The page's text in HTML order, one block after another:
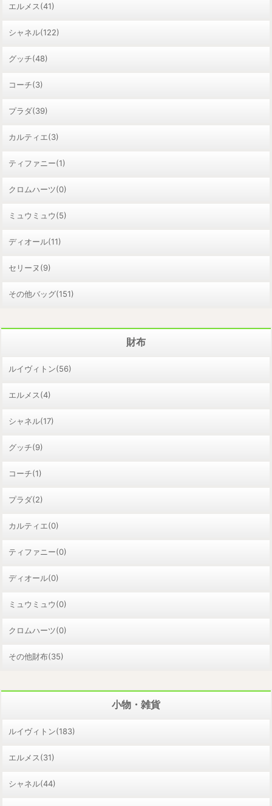
エルメス(41)
シャネル(122)
グッチ(48)
コーチ(3)
プラダ(39)
カルティエ(3)
ティファニー(1)
クロムハーツ(0)
ミュウミュウ(5)
ディオール(11)
セリーヌ(9)
その他バッグ(151)
財布
ルイヴィトン(56)
エルメス(4)
シャネル(17)
グッチ(9)
コーチ(1)
プラダ(2)
カルティエ(0)
ティファニー(0)
ディオール(0)
ミュウミュウ(0)
クロムハーツ(0)
その他財布(35)
小物・雑貨
ルイヴィトン(183)
エルメス(31)
シャネル(44)